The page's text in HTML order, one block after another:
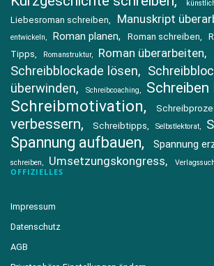
Liebesroman schreiben Manuskript
entwickeln
Roman planen Roman schreiben
Tipps
Romanstruktur Roman überarbeiten
Schreibblockade lösen
überwinden
Schreibcoaching Schreiben
Schreibmotivation
verbessern
Schreibtipps Selbstlektorat
Spannung aufbauen Spannung
schreiben
Umsetzungskongress
OFFIZIELLES
Impressum
Datenschutz
AGB